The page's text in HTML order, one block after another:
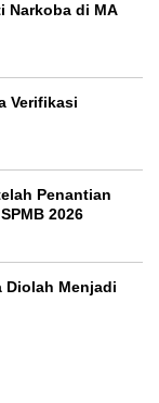
Narkoba di MA
Verifikasi
Penantian
2026
Diolah Menjadi